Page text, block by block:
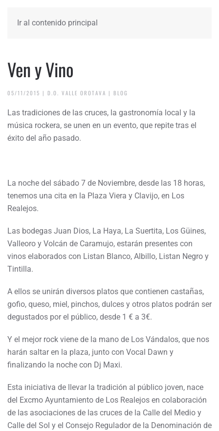
Ir al contenido principal
Ven y Vino
05/11/2015 | D.O. VALLE OROTAVA | BLOG
Las tradiciones de las cruces, la gastronomía local y la
música rockera, se unen en un evento, que repite tras el
éxito del año pasado.
La noche del sábado 7 de Noviembre, desde las 18 horas,
tenemos una cita en la Plaza Viera y Clavijo, en Los
Realejos.
Las bodegas Juan Dios, La Haya, La Suertita, Los Güines,
Valleoro y Volcán de Caramujo, estarán presentes con
vinos elaborados con Listan Blanco, Albillo, Listan Negro y
Tintilla.
A ellos se unirán diversos platos que contienen castañas,
gofio, queso, miel, pinchos, dulces y otros platos podrán ser
degustados por el público, desde 1 € a 3€.
Y el mejor rock viene de la mano de Los Vándalos, que nos
harán saltar en la plaza, junto con Vocal Dawn y
finalizando la noche con Dj Maxi.
Esta iniciativa de llevar la tradición al público joven, nace
del Excmo Ayuntamiento de Los Realejos en colaboración
de las asociaciones de las cruces de la Calle del Medio y
Calle del Sol y el Consejo Regulador de la Denominación de